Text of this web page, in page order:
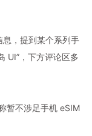
息，提到某个系列手
UI”，下方评论区多
暂不涉足手机 eSIM